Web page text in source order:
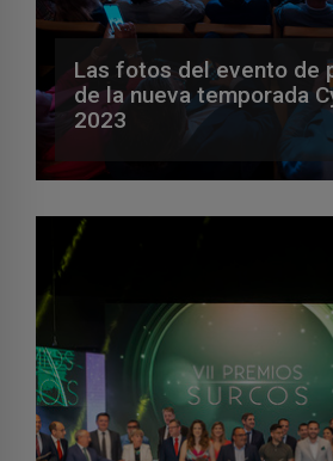
Las fotos del evento de
de la nueva temporada
2023